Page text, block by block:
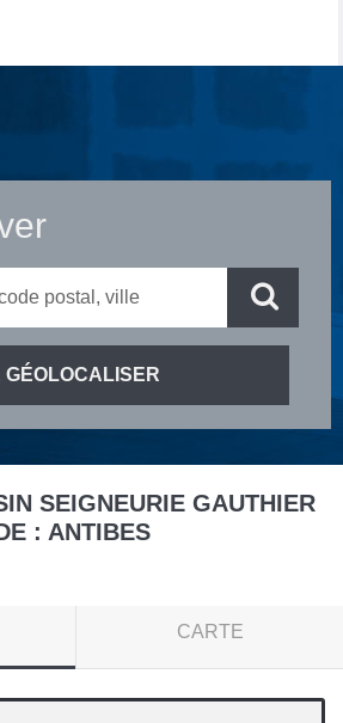
SEIGNEURIE GAUTHIER
: ANTIBES
CARTE